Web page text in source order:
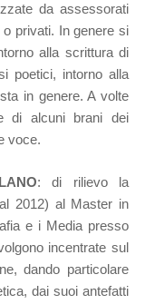
da assessorati
privati. In genere si
alla scrittura di
poetici, intorno alla
in genere. A volte
di alcuni brani dei
voce.
: di rilievo la
2012) al Master in
e i Media presso
incentrate sul
dando particolare
dai suoi antefatti